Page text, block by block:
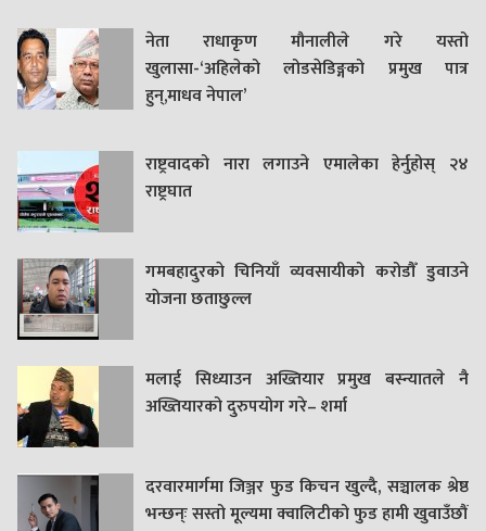
नेता राधाकृण मौनालीले गरे यस्तो
खुलासा-‘अहिलेको लोडसेडिङ्गको प्रमुख पात्र
हुन्,माधव नेपाल’
राष्ट्रवादको नारा लगाउने एमालेका हेर्नुहोस् २४
राष्ट्रघात
गमबहादुरकाे चिनियाँ व्यवसायीको करोडौँ डुवाउने
याेजना छताछुल्ल
मलाई सिध्याउन अख्तियार प्रमुख बस्न्यातले नै
अख्तियारको दुरुपयोग गरे– शर्मा
दरवारमार्गमा जिञ्जर फुड किचन खुल्दै, सञ्चालक श्रेष्ठ
भन्छन्ः सस्तो मूल्यमा क्वालिटीको फुड हामी खुवाउँछौं